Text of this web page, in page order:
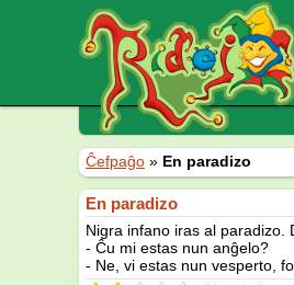
Ĉefpaĝo » En paradizo
En paradizo
Nigra infano iras al paradizo.
- Ĉu mi estas nun anĝelo?
- Ne, vi estas nun vesperto,